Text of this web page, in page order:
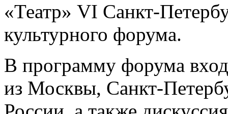
«Театр» VI Санкт-
культурного форума.
В программу форума
из Москвы, Санкт-